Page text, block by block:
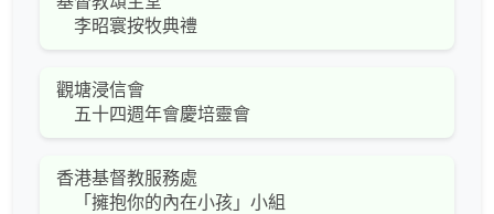
李昭寰按牧典禮
觀塘浸信會
五十四週年會慶培靈會
香港基督教服務處
「擁抱你的內在小孩」小組